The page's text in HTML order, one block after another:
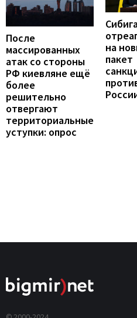
После
массированных
атак со стороны
РФ киевляне ещё
более
решительно
отвергают
территориальные
уступки: опрос
на
пакет